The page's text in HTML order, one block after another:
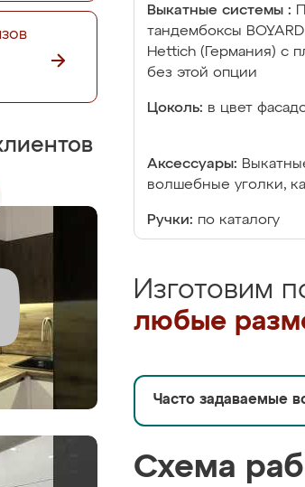
Выкатные системы :
тандембоксы
Hettich (Германия) с
без этой опции
Цоколь: в цвет
Аксессуары:
волшебные уголки,
Ручки: по каталогу
Изготовим
любые
Часто задаваемые
Схема